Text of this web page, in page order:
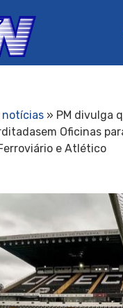
notícias» PM divulga
Oficinas
e Atlético